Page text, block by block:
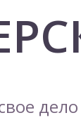
дело